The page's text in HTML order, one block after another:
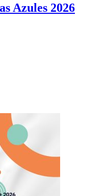
Azules 2026